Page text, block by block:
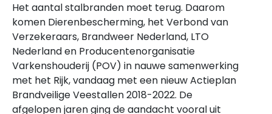
Het aantal stalbranden moet terug. Daarom
komen Dierenbescherming, het Verbond van
Verzekeraars, Brandweer Nederland, LTO
Nederland en Producentenorganisatie
Varkenshouderij (POV) in nauwe samenwerking
met het Rijk, vandaag met een nieuw Actieplan
Brandveilige Veestallen 2018-2022. De
afgelopen jaren ging de aandacht vooral uit